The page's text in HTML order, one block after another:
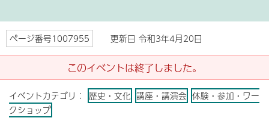
ページ番号1007955 更新日 令和3年4月20日
このイベントは終了しました。
イベントカテゴリ： 歴史・文化 講座・講演会 体験・参加・ワー
クショップ